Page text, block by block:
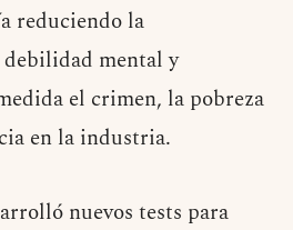
reduciendo la
mental y
el crimen, la pobreza
en la industria.
nuevos tests para